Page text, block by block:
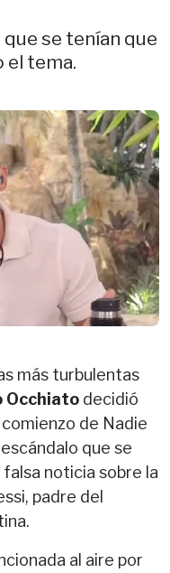
se tenían que
el tema.
más turbulentas
Occhiato decidió
de Nadie
que se
noticia sobre la
padre del
al aire por